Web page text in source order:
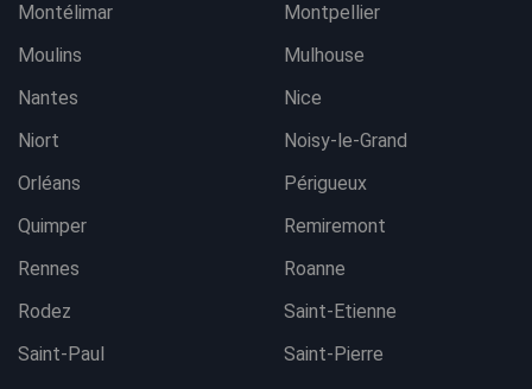
Montélimar
Montpellier
Moulins
Mulhouse
Nantes
Nice
Niort
Noisy-le-Grand
Orléans
Périgueux
Quimper
Remiremont
Rennes
Roanne
Rodez
Saint-Etienne
Saint-Paul
Saint-Pierre